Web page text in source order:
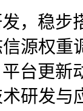
，稳步
源权重
台更新
研发与